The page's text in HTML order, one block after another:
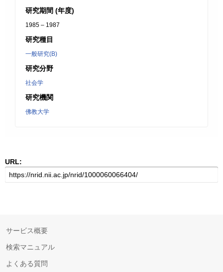
研究期間 (年度)
1985 – 1987
研究種目
一般研究(B)
研究分野
社会学
研究機関
佛教大学
URL:
サービス概要
検索マニュアル
よくある質問